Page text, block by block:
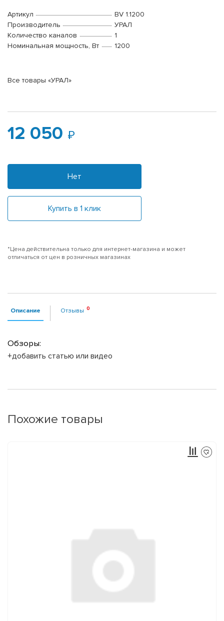
Артикул
BV 1.1200
Производитель
УРАЛ
Количество каналов
1
Номинальная мощность, Вт
1200
Все товары «УРАЛ»
12 050
Нет
Купить в 1 клик
*Цена действительна только для интернет-магазина и может
отличаться от цен в розничных магазинах
Описание Отзывы
Обзоры:
+добавить статью или видео
Похожие товары